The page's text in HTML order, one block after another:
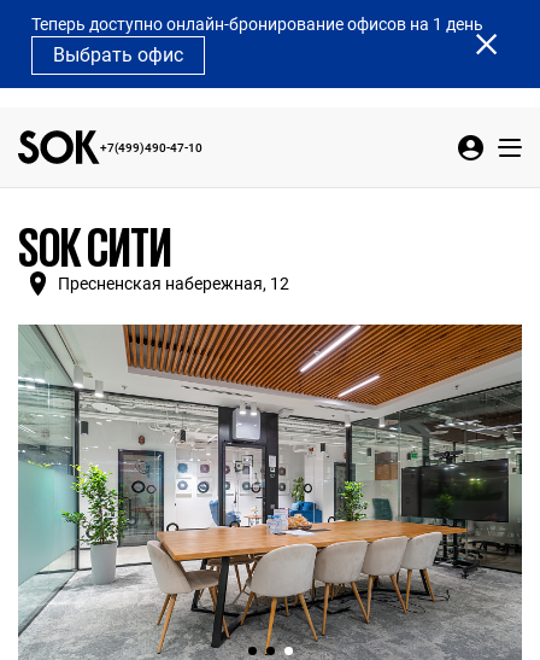
Теперь доступно онлайн-бронирование офисов на 1 день
Выбрать офис
+7(499)490-47-10
SOK СИТИ
Пресненская набережная, 12